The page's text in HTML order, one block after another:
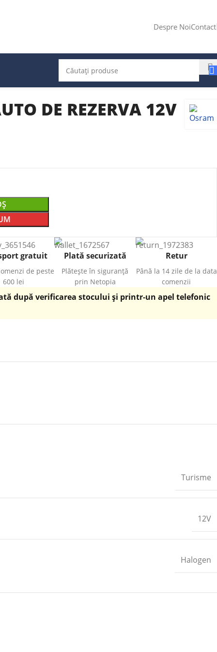
Despre NoiContact
DE REZERVA 12V
gratuit
de peste
600 lei
Plată securizată
Plătește în siguranță
prin Netopia
Retur
Până la 14 zile de la data
comenzii
după verificarea stocului și printr-un apel telefonic
Turisme
12V
Halogen